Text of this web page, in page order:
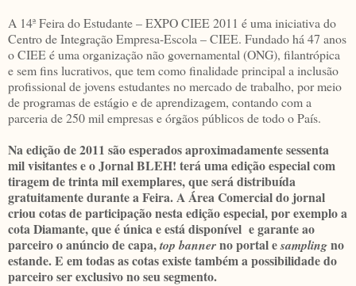
A 14ª Feira do Estudante – EXPO CIEE 2011 é uma iniciativa do
Centro de Integração Empresa-Escola – CIEE. Fundado há 47 anos
o CIEE é uma organização não governamental (ONG), filantrópica
e sem fins lucrativos, que tem como finalidade principal a inclusão
profissional de jovens estudantes no mercado de trabalho, por meio
de programas de estágio e de aprendizagem, contando com a
parceria de 250 mil empresas e órgãos públicos de todo o País.
Na edição de 2011 são esperados aproximadamente sessenta
mil visitantes e o Jornal BLEH! terá uma edição especial com
tiragem de trinta mil exemplares, que será distribuída
gratuitamente durante a Feira. A Área Comercial do jornal
criou cotas de participação nesta edição especial, por exemplo a
cota Diamante, que é única e está disponível e garante ao
parceiro o anúncio de capa,top bannerno portal esamplingno
estande. E em todas as cotas existe também a possibilidade do
parceiro ser exclusivo no seu segmento.